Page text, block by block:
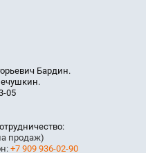
Бардин.
05
продаж)
+7 909 936-02-90